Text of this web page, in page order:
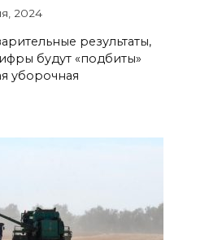
2024
результаты,
будут «подбиты»
уборочная